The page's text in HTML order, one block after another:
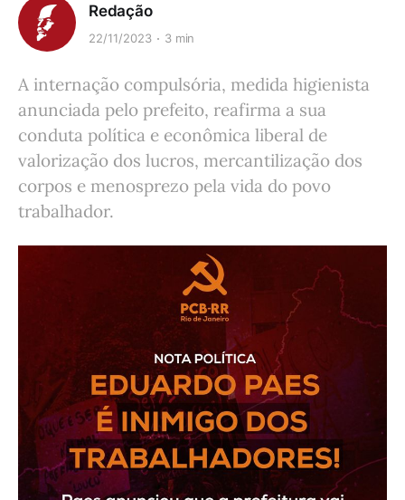
Redação
22/11/2023 3 min
A internação compulsória, medida higienista
anunciada pelo prefeito, reafirma a sua
conduta política e econômica liberal de
valorização dos lucros, mercantilização dos
corpos e menosprezo pela vida do povo
trabalhador.